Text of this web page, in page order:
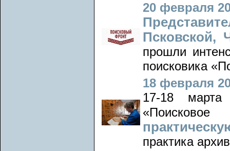
20 февраля
Псковской,
прошли
поисковика
18 февраля
17-18 марта
практика